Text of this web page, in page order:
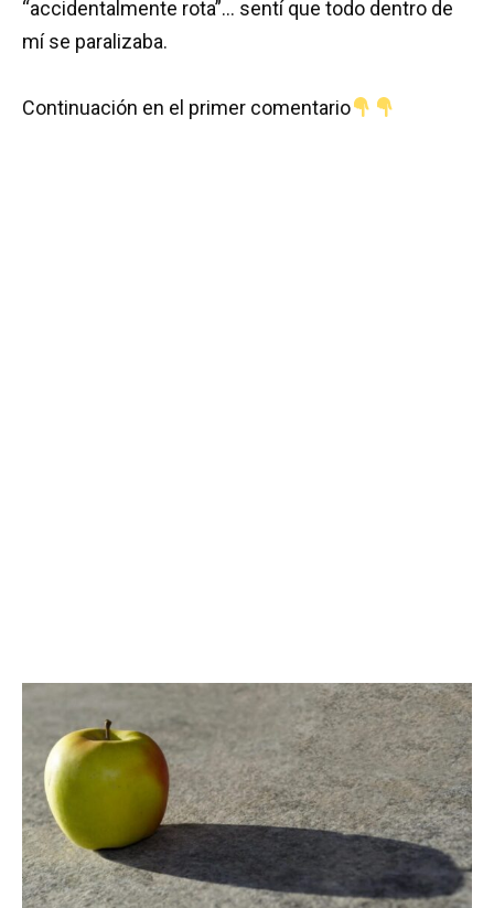
“accidentalmente rota”… sentí que todo dentro de
mí se paralizaba.
Continuación en el primer comentario